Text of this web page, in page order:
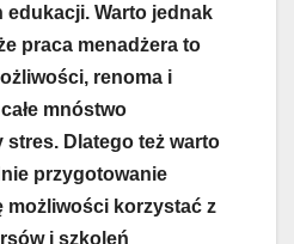
edukacji. Warto jednak
praca menadżera to
renoma i
mnóstwo
Dlatego też warto
przygotowanie
możliwości korzystać z
i szkoleń